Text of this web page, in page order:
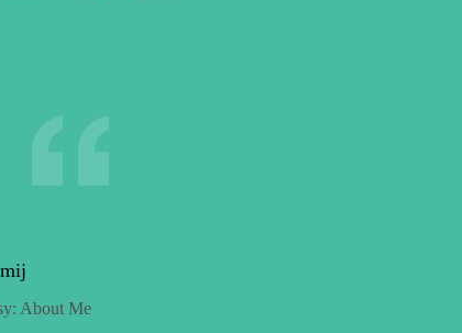
About Me